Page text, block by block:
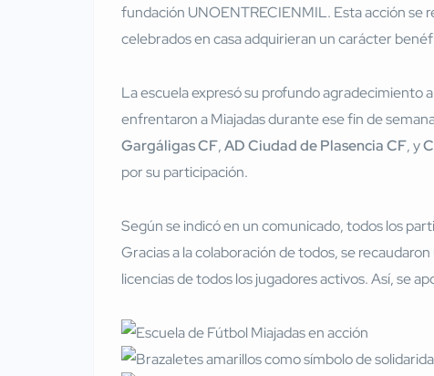
fundación UNOENTRECIENMIL. Esta acción se
celebrados en casa adquirieran un carácter
La escuela expresó su profundo agradecimiento
enfrentaron a Miajadas durante ese fin de
Gargáligas CF,AD Ciudad de Plasencia CF, y
por su participación.
Según se indicó en un comunicado, todos los
Gracias a la colaboración de todos, se
licencias de todos los jugadores activos. Así, se